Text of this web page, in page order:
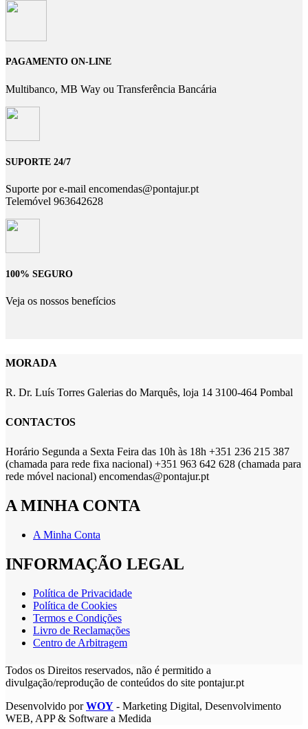
PAGAMENTO ON-LINE
Multibanco, MB Way ou Transferência Bancária
SUPORTE 24/7
Suporte por e-mail encomendas@pontajur.pt
Telemóvel 963642628
100% SEGURO
Veja os nossos benefícios
MORADA
R. Dr. Luís Torres Galerias do Marquês, loja 14 3100-464 Pombal
CONTACTOS
Horário Segunda a Sexta Feira das 10h às 18h +351 236 215 387
(chamada para rede fixa nacional) +351 963 642 628 (chamada para
rede móvel nacional) encomendas@pontajur.pt
A MINHA CONTA
A Minha Conta
INFORMAÇÃO LEGAL
Política de Privacidade
Política de Cookies
Termos e Condições
Livro de Reclamações
Centro de Arbitragem
Todos os Direitos reservados, não é permitido a
divulgação/reprodução de conteúdos do site pontajur.pt
Desenvolvido porWOY - Marketing Digital, Desenvolvimento
WEB, APP & Software a Medida